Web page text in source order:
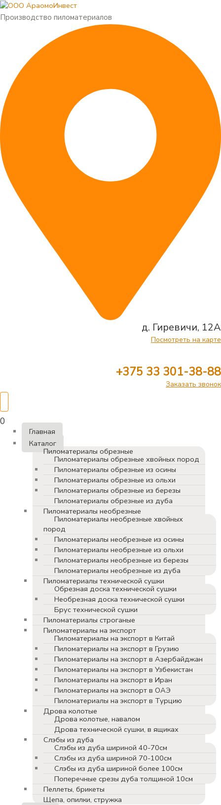
Производство пиломатериалов
д. Гиревичи, 12А
Посмотреть на карте
+375 33 301-38-88
Заказать звонок
0
Меню
Главная
Каталог
Пиломатериалы обрезные
Пиломатериалы обрезные хвойных пород
Пиломатериалы обрезные из осины
Пиломатериалы обрезные из ольхи
Пиломатериалы обрезные из березы
Пиломатериалы обрезные из дуба
Пиломатериалы необрезные
Пиломатериалы необрезные хвойных
пород
Пиломатериалы необрезные из осины
Пиломатериалы необрезные из ольхи
Пиломатериалы необрезные из березы
Пиломатериалы необрезные из дуба
Пиломатериалы технической сушки
Обрезная доска технической сушки
Необрезная доска технической сушки
Брус технической сушки
Пиломатериалы строганые
Пиломатериалы на экспорт
Пиломатериалы на экспорт в Китай
Пиломатериалы на экспорт в Грузию
Пиломатериалы на экспорт в Азербайджан
Пиломатериалы на экспорт в Узбекистан
Пиломатериалы на экспорт в Иран
Пиломатериалы на экспорт в ОАЭ
Пиломатериалы на экспорт в Турцию
Дрова колотые
Дрова колотые, навалом
Дрова технической сушки, в ящиках
Слэбы из дуба
Слэбы из дуба шириной 40-70см
Слэбы из дуба шириной 70-100см
Слэбы из дуба шириной более 100см
Поперечные срезы дуба толщиной 10см
Пеллеты, брикеты
Щепа, опилки, стружка
Перейти
к